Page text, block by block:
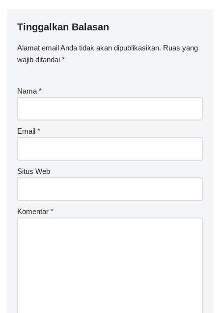
Tinggalkan Balasan
Alamat email Anda tidak akan dipublikasikan. Ruas yang
wajib ditandai *
Nama *
Email *
Situs Web
Komentar *